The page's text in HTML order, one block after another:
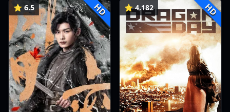
⭐ 6.5 HD ⭐ 4.182 HD